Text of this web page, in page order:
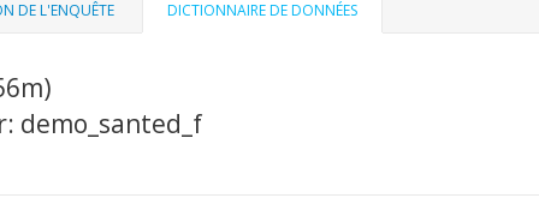
DE L'ENQUÊTE DICTIONNAIRE DE DONNÉES
demo_santed_f